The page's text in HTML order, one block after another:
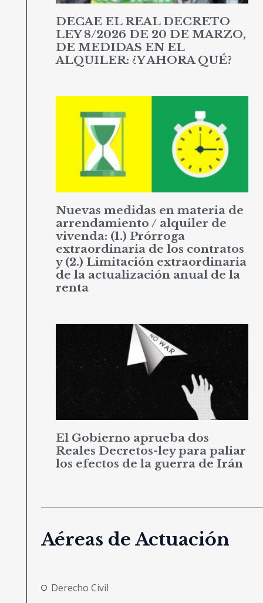
DECAE EL REAL DECRETO
LEY 8/2026 DE 20 DE MARZO,
DE MEDIDAS EN EL
ALQUILER: ¿Y AHORA QUÉ?
Nuevas medidas en materia de
arrendamiento / alquiler de
vivenda: (1.) Prórroga
extraordinaria de los contratos
y (2.) Limitación extraordinaria
de la actualización anual de la
renta
El Gobierno aprueba dos
Reales Decretos-ley para paliar
los efectos de la guerra de Irán
Aéreas de Actuación
Derecho Civil